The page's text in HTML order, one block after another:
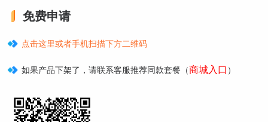
免费申请
点击这里或者手机扫描下方二维码
如果产品下架了，请联系客服推荐同款套餐（商城入口 ）